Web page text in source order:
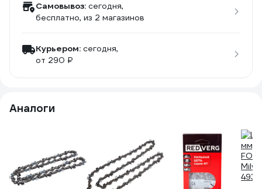
Самовывоз: сегодня,
бесплатно, из 2 магазинов
Курьером: сегодня,
от 290 ₽
Аналоги